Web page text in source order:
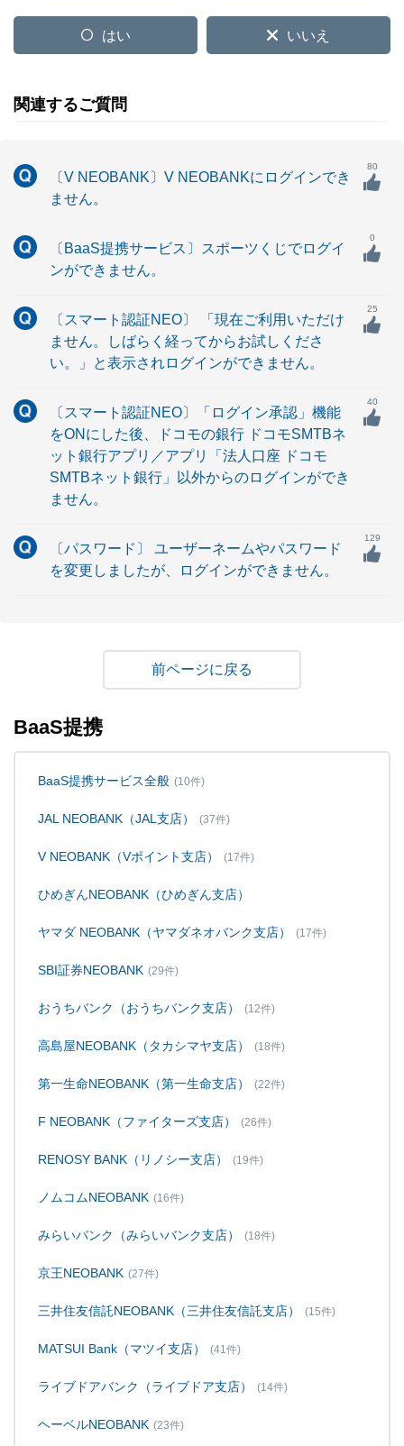
はい いいえ
関連するご質問
〔V NEOBANK〕V NEOBANKにログインでき
ません。
80
〔BaaS提携サービス〕スポーツくじでログイ
ンができません。
0
〔スマート認証NEO〕 「現在ご利用いただけ
ません。しばらく経ってからお試しくださ
い。」と表示されログインができません。
25
〔スマート認証NEO〕「ログイン承認」機能
をONにした後、ドコモの銀行 ドコモSMTBネ
ット銀行アプリ／アプリ「法人口座 ドコモ
SMTBネット銀行」以外からのログインができ
ません。
40
〔パスワード〕 ユーザーネームやパスワード
を変更しましたが、ログインができません。
129
戻る
BaaS提携
BaaS提携サービス全般 (10件)
JAL NEOBANK（JAL支店） (37件)
V NEOBANK（Vポイント支店） (17件)
ひめぎんNEOBANK（ひめぎん支店）
ヤマダ NEOBANK（ヤマダネオバンク支店） (17件)
SBI証券NEOBANK (29件)
おうちバンク（おうちバンク支店） (12件)
高島屋NEOBANK（タカシマヤ支店） (18件)
第一生命NEOBANK（第一生命支店） (22件)
F NEOBANK（ファイターズ支店） (26件)
RENOSY BANK（リノシー支店） (19件)
ノムコムNEOBANK (16件)
みらいバンク（みらいバンク支店） (18件)
京王NEOBANK (27件)
三井住友信託NEOBANK（三井住友信託支店） (15件)
MATSUI Bank（マツイ支店） (41件)
ライブドアバンク（ライブドア支店） (14件)
ヘーベルNEOBANK (23件)